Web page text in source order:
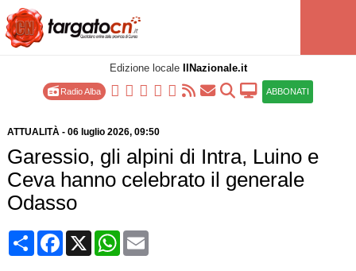
Edizione locale IlNazionale.it
Radio Alba ABBONATI
ATTUALITÀ- 06 luglio 2026, 09:50
Garessio, gli alpini di Intra, Luino e
Ceva hanno celebrato il generale
Odasso
CondividiFacebook
X WhatsApp
Email